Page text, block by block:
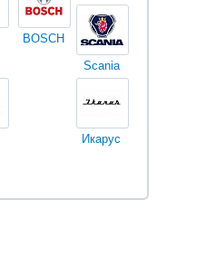
BOSCH
Scania
Икарус